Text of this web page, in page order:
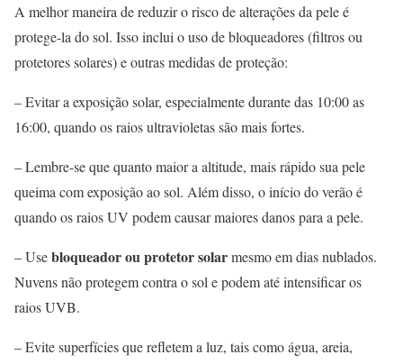
A melhor maneira de reduzir o risco de alterações da pele é
protege-la do sol. Isso inclui o uso de bloqueadores (filtros ou
protetores solares) e outras medidas de proteção:
– Evitar a exposição solar, especialmente durante das 10:00 as
16:00, quando os raios ultravioletas são mais fortes.
– Lembre-se que quanto maior a altitude, mais rápido sua pele
queima com exposição ao sol. Além disso, o início do verão é
quando os raios UV podem causar maiores danos para a pele.
– Usebloqueador ou protetor solarmesmo em dias nublados.
Nuvens não protegem contra o sol e podem até intensificar os
raios UVB.
– Evite superfícies que refletem a luz, tais como água, areia,